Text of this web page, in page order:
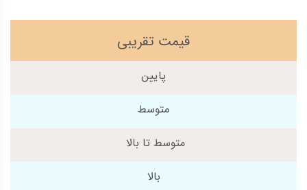
قیمت تقریبی
پایین
متوسط
متوسط تا بالا
بالا